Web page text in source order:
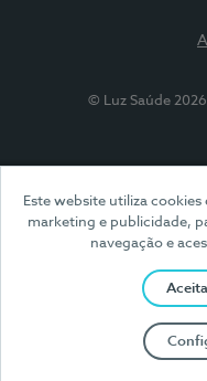
Este website utiliza
marketing e publicidade,
navegação e
© Luz Saúde